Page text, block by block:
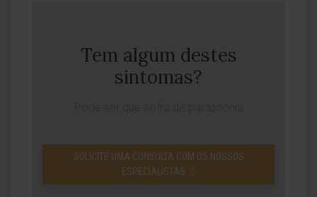
Tem algum destes
sintomas?
SOLICITE UMA CONSULTA COM OS NOSSOS
ESPECIALISTAS